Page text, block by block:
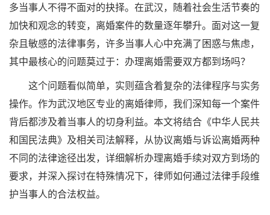
多当事人不得不面对的抉择。在武汉，随着社会生活节奏的
加快和观念的转变，离婚案件的数量逐年攀升。面对这一复
杂且敏感的法律事务，许多当事人心中充满了困惑与焦虑，
其中最核心的问题莫过于：办理离婚需要双方都到场吗？
这个问题看似简单，实则蕴含着复杂的法律程序与实务
操作。作为武汉地区专业的离婚律师，我们深知每一个案件
背后都涉及着当事人的切身利益。本文将结合《中华人民共
和国民法典》及相关司法解释，从协议离婚与诉讼离婚两种
不同的法律途径出发，详细解析办理离婚手续对双方到场的
要求，并深入探讨在特殊情况下，律师如何通过法律手段维
护当事人的合法权益。